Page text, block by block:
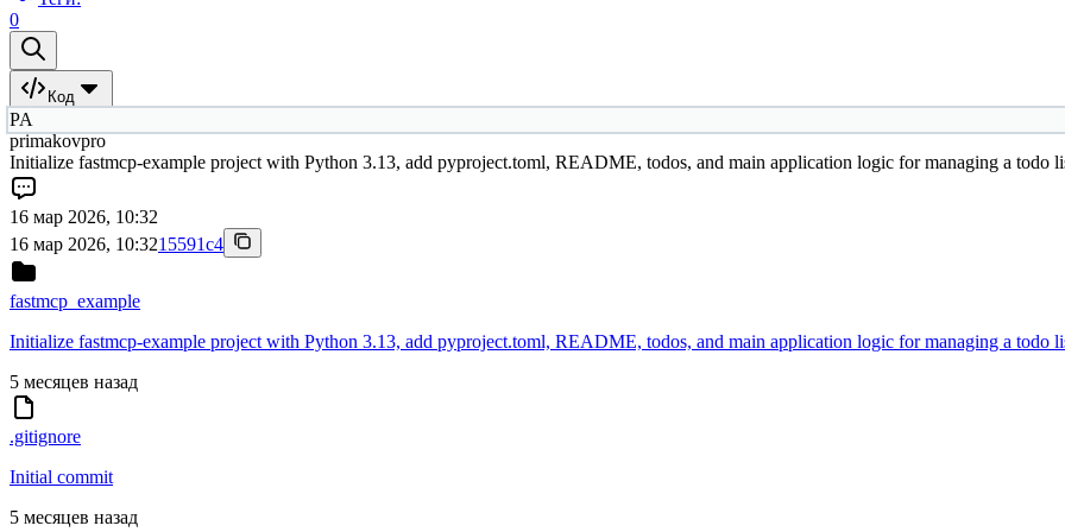
0
Код
PA
primakovpro
Initialize fastmcp-example project with Python 3.13, add pyproject.toml, README, todos, and main application logic for managing a todo
16 мар 2026, 10:32
16 мар 2026, 10:3215591c4
fastmcp_example
Initialize fastmcp-example project with Python 3.13, add pyproject.toml, README, todos, and main application logic for managing a todo
5 месяцев назад
.gitignore
Initial commit
5 месяцев назад